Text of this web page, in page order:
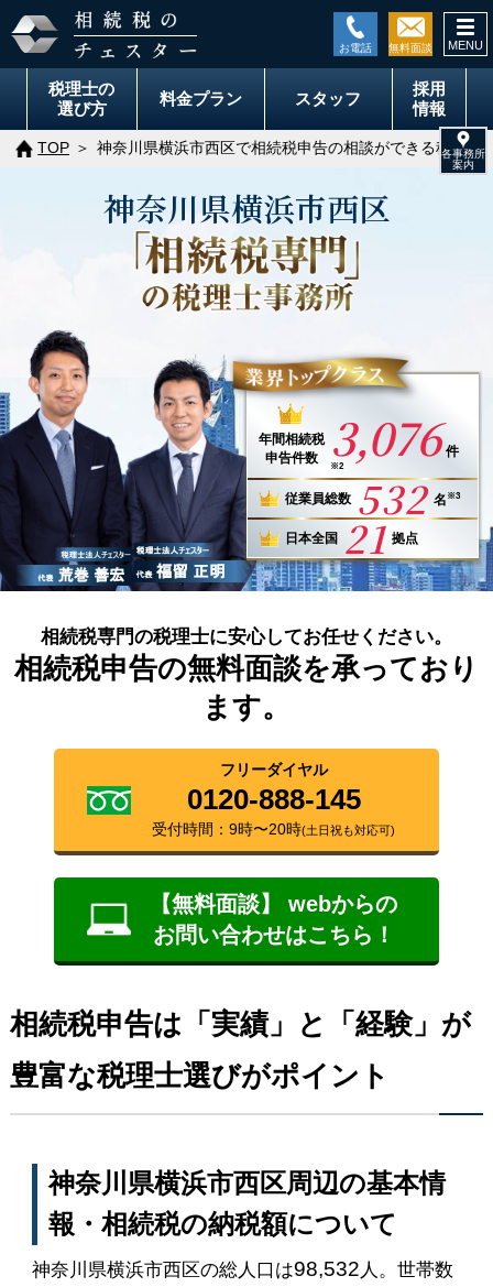
税理士の
選び方
料金プラン スタッフ
採用
情報
TOP 神奈川県横浜市西区で相続税申告の相談ができる税理士
神奈川県横浜市西区
年間相続税
申告件数
3,076 件
※2
従業員総数 532 名 ※3
日本全国 21 拠点
相続税専門の税理士に安心してお任せください。
相続税申告の無料面談を承っており
ます。
フリーダイヤル
0120-888-145
受付時間：9時〜20時(土日祝も対応可)
【無料面談】 webからの
お問い合わせはこちら！
相続税申告は「実績」と「経験」が
豊富な税理士選びがポイント
神奈川県横浜市西区周辺の基本情
報・相続税の納税額について
神奈川県横浜市西区の総人口は98,532 人。世帯数